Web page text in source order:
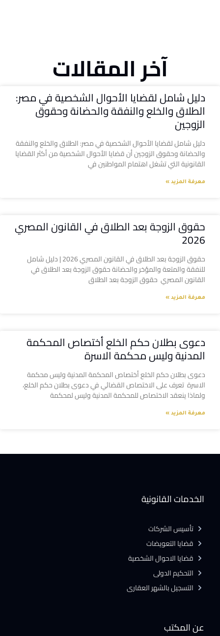
آخر المقالات
دليل شامل لقضايا الأحوال الشخصية في مصر:
الطلاق والخلع والنفقة والحضانة وحقوق
الزوجين
دليل شامل لقضايا الأحوال الشخصية في مصر: الطلاق والخلع والنفقة
والحضانة وحقوق الزوجين أن قضايا الأحوال الشخصية من أكثر القضايا
القانونية التي تشغل اهتمام المواطنين في
معرفة المزيد »
حقوق الزوجة بعد الطلاق في القانون المصري
2026
حقوق الزوجة بعد الطلاق في القانون المصري 2026 | دليل شامل
للنفقة والمتعة والمؤخر والحضانة حقوق الزوجة بعد الطلاق في
القانون المصري حقوق الزوجة بعد الطلاق
معرفة المزيد »
دعوى بطلان حكم الخلع أختصاص المحكمة
المدنية وليس محكمة الاسرة
دعوى بطلان حكم الخلع أختصاص المحكمة المدنية وليس محكمة
الاسرة تعرف على الاختصاص القضائي في دعوى بطلان حكم الخلع،
ولماذا ينعقد الاختصاص للمحكمة المدنية وليس لمحكمة
معرفة المزيد »
عن المكتب
الخدمات القانونية
تأسيس الشركات
قضايا التعويضات
قضايا الاحوال الشخصية
التحكيم الدولى
التسجيل بالشهر العقارى